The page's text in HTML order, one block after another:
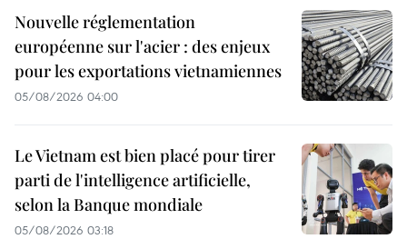
Nouvelle réglementation
européenne sur l'acier : des enjeux
pour les exportations vietnamiennes
05/08/2026 04:00
Le Vietnam est bien placé pour tirer
parti de l'intelligence artificielle,
selon la Banque mondiale
05/08/2026 03:18